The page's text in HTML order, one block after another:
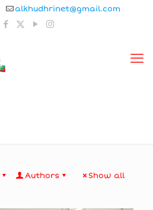
alkhudhrinet@gmail.com
Authors Show all